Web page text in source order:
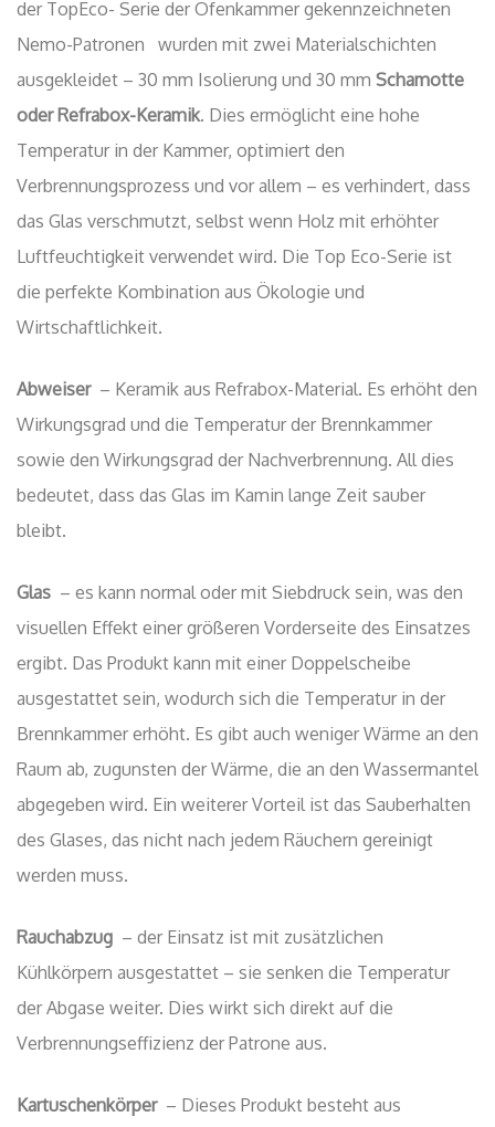
der TopEco- Serie der Ofenkammer gekennzeichneten
Nemo-Patronen wurden mit zwei Materialschichten
ausgekleidet – 30 mm Isolierung und 30 mm Schamotte
oder Refrabox-Keramik. Dies ermöglicht eine hohe
Temperatur in der Kammer, optimiert den
Verbrennungsprozess und vor allem – es verhindert, dass
das Glas verschmutzt, selbst wenn Holz mit erhöhter
Luftfeuchtigkeit verwendet wird. Die Top Eco-Serie ist
die perfekte Kombination aus Ökologie und
Wirtschaftlichkeit.
Abweiser– Keramik aus Refrabox-Material. Es erhöht den
Wirkungsgrad und die Temperatur der Brennkammer
sowie den Wirkungsgrad der Nachverbrennung. All dies
bedeutet, dass das Glas im Kamin lange Zeit sauber
bleibt.
Glas – es kann normal oder mit Siebdruck sein, was den
visuellen Effekt einer größeren Vorderseite des Einsatzes
ergibt. Das Produkt kann mit einer Doppelscheibe
ausgestattet sein, wodurch sich die Temperatur in der
Brennkammer erhöht. Es gibt auch weniger Wärme an den
Raum ab, zugunsten der Wärme, die an den Wassermantel
abgegeben wird. Ein weiterer Vorteil ist das Sauberhalten
des Glases, das nicht nach jedem Räuchern gereinigt
werden muss.
Rauchabzug – der Einsatz ist mit zusätzlichen
Kühlkörpern ausgestattet – sie senken die Temperatur
der Abgase weiter. Dies wirkt sich direkt auf die
Verbrennungseffizienz der Patrone aus.
Kartuschenkörper– Dieses Produkt besteht aus